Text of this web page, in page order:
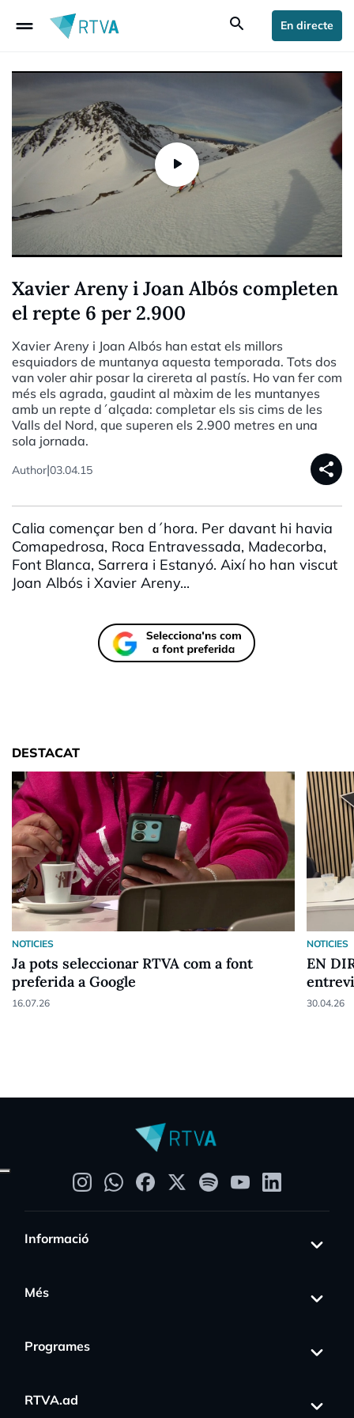
drag_handle search En directe
Xavier Areny i Joan Albós completen
el repte 6 per 2.900
Xavier Areny i Joan Albós han estat els millors
esquiadors de muntanya aquesta temporada. Tots dos
van voler ahir posar la cirereta al pastís. Ho van fer com
més els agrada, gaudint al màxim de les muntanyes
amb un repte d´alçada: completar els sis cims de les
Valls del Nord, que superen els 2.900 metres en una
sola jornada.
Author|03.04.15 share
Calia començar ben d´hora. Per davant hi havia
Comapedrosa, Roca Entravessada, Madecorba,
Font Blanca, Sarrera i Estanyó. Així ho han viscut
Joan Albós i Xavier Areny...
DESTACAT
NOTICIES
Ja pots seleccionar RTVA com a font
preferida a Google
16.07.26
NOTICIES
EN
30.04.26
Informació
Més
Programes
RTVA.ad